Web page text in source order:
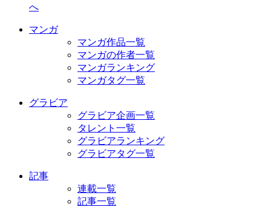
へ
マンガ
マンガ作品一覧
マンガの作者一覧
マンガランキング
マンガタグ一覧
グラビア
グラビア企画一覧
タレント一覧
グラビアランキング
グラビアタグ一覧
記事
連載一覧
記事一覧